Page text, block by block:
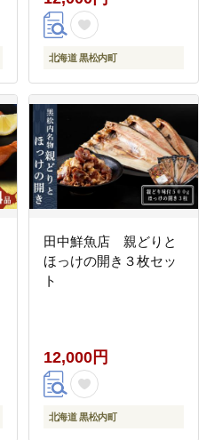
北海道 黒松内町
田中鮮魚店 親どりと
ほっけの開き３枚セッ
ト
12,000円
北海道 黒松内町